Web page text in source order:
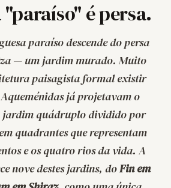
é persa.
paraíso descende do persa
— um jardim murado. Muito
paisagista formal existir
já projetavam o
jardim quádruplo dividido por
quadrantes que representam
e os quatro rios da vida. A
nove destes jardins, doFin em